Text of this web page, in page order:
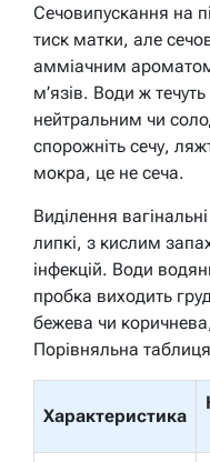
Сечовипускання на
тиск матки, але
амміачним
м’язів. Води ж
нейтральним чи
спорожніть сечу,
мокра, це не сеча.
Виділення вагінальні
липкі, з кислим
інфекцій. Води
пробка виходить
бежева чи
Порівняльна
Характеристика